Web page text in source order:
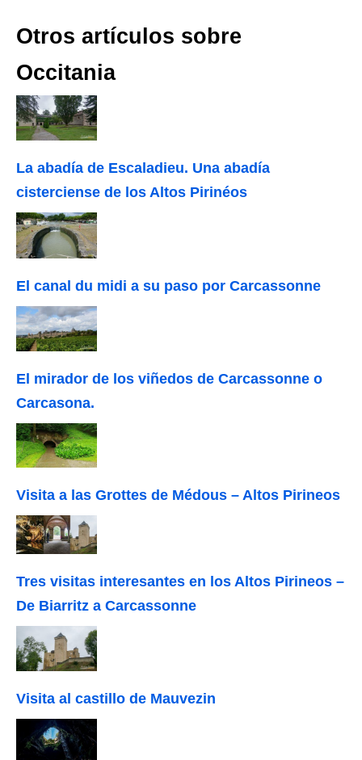
Otros artículos sobre
Occitania
La abadía de Escaladieu. Una abadía
cisterciense de los Altos Pirinéos
El canal du midi a su paso por Carcassonne
El mirador de los viñedos de Carcassonne o
Carcasona.
Visita a las Grottes de Médous – Altos Pirineos
Tres visitas interesantes en los Altos Pirineos –
De Biarritz a Carcassonne
Visita al castillo de Mauvezin